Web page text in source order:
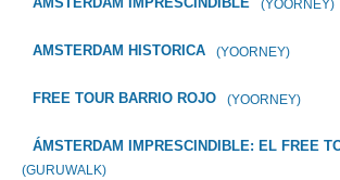
(YOORNEY)
AMSTERDAM HISTORICA (YOORNEY)
FREE TOUR BARRIO ROJO (YOORNEY)
ÁMSTERDAM IMPRESCINDIBLE: EL FREE
(GURUWALK)